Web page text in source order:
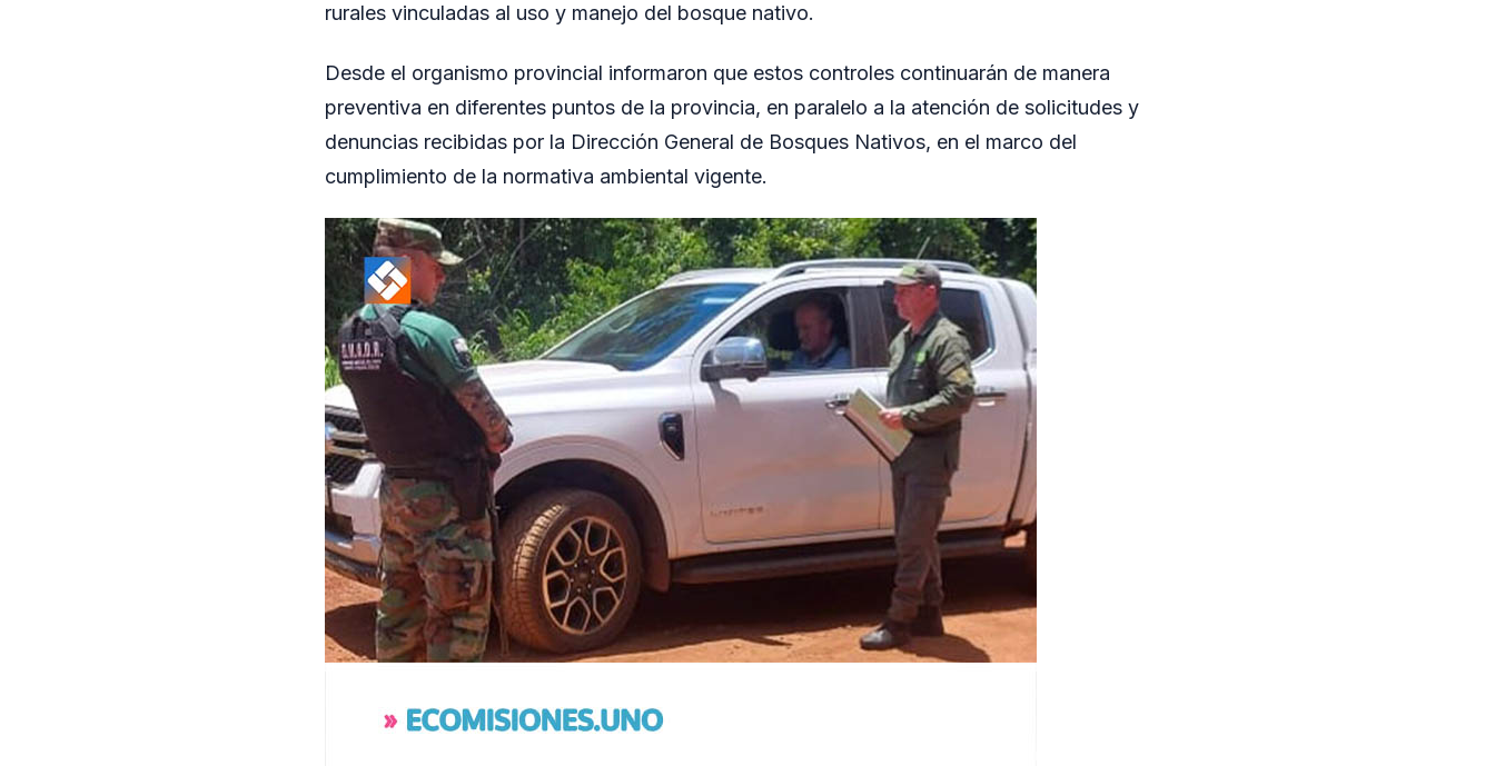
rurales vinculadas al uso y manejo del bosque nativo.
Desde el organismo provincial informaron que estos controles continuarán de manera
preventiva en diferentes puntos de la provincia, en paralelo a la atención de solicitudes y
denuncias recibidas por la Dirección General de Bosques Nativos, en el marco del
cumplimiento de la normativa ambiental vigente.